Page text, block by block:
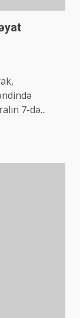
7-də...